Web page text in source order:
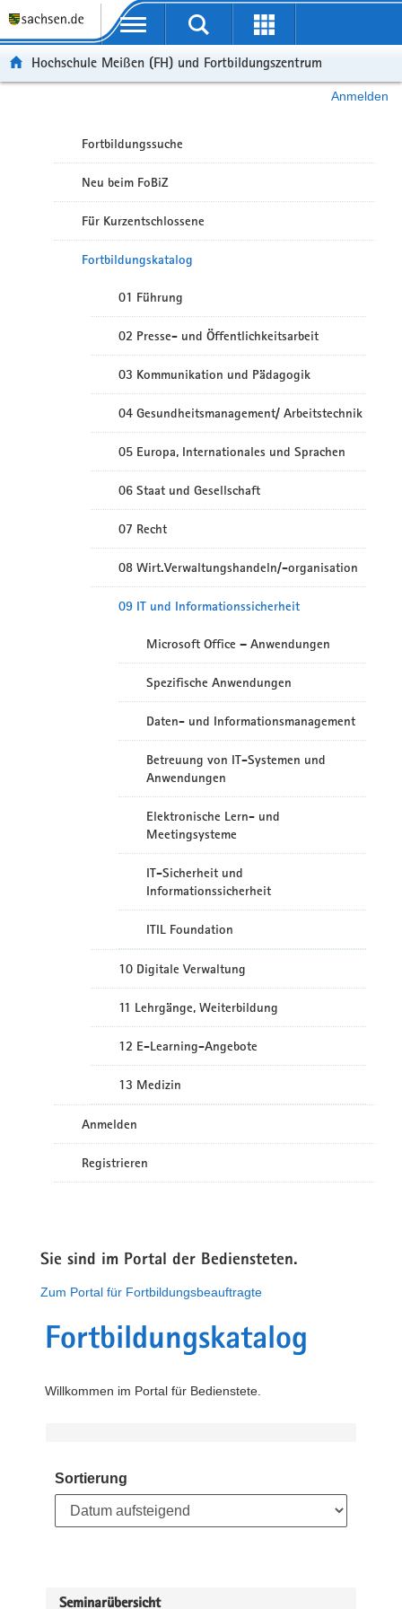
Portalübergreifende Navigation
Hochschule Meißen (FH) und Fortbildungszentrum
Anmelden
Fortbildungssuche
Neu beim FoBiZ
Für Kurzentschlossene
Fortbildungskatalog
01 Führung
02 Presse- und Öffentlichkeitsarbeit
03 Kommunikation und Pädagogik
04 Gesundheitsmanagement/ Arbeitstechnik
05 Europa, Internationales und Sprachen
06 Staat und Gesellschaft
07 Recht
08 Wirt.Verwaltungshandeln/-organisation
09 IT und Informationssicherheit
Microsoft Office – Anwendungen
Spezifische Anwendungen
Daten- und Informationsmanagement
Betreuung von IT-Systemen und
Anwendungen
Elektronische Lern- und
Meetingsysteme
IT-Sicherheit und
Informationssicherheit
ITIL Foundation
10 Digitale Verwaltung
11 Lehrgänge, Weiterbildung
12 E-Learning-Angebote
13 Medizin
Anmelden
Registrieren
Sie sind im Portal der Bediensteten.
Zum Portal für Fortbildungsbeauftragte
Fortbildungskatalog
Willkommen im Portal für Bedienstete.
Sortierung
Seminarübersicht